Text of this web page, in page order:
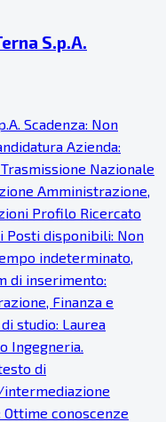
S.p.A.
Scadenza: Non
Azienda:
Nazionale
Amministrazione,
Profilo Ricercato
Posti disponibili: Non
indeterminato,
di inserimento:
Finanza e
studio: Laurea
Ingegneria.
di
conoscenze